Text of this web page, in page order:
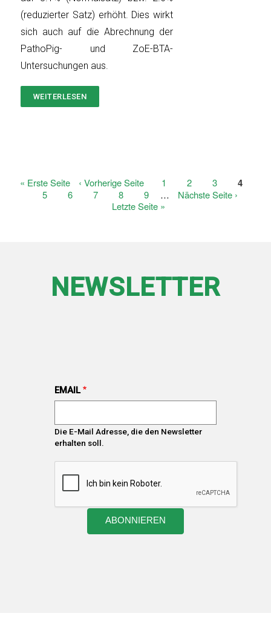
(reduzierter Satz) erhöht. Dies wirkt
sich auch auf die Abrechnung der
PathoPig- und ZoE-BTA-
Untersuchungen aus.
WEITERLESEN
PATHOPIG/ZOE-
Seitennummerierung
Erste
« Erste Seite
Vorherige
Seite
‹ Vorherige Seite Page
1 Page
2 Page
3 4
Page
5 Page
6 Page
7 Page
8 Page
9 …
Nächste
Nächste Seite ›
Letzte
Letzte Seite »
NEWSLETTER
EMAIL
Die E-Mail Adresse, die den Newsletter
erhalten soll.